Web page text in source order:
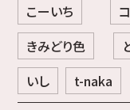
こーいち
きみどり色
いし
t-naka